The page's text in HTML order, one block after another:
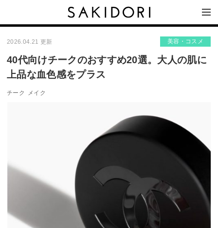
2026.04.21 更新 美容・コスメ
40代向けチークのおすすめ20選。大人の肌に
上品な血色感をプラス
チーク メイク